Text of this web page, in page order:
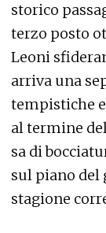
storico
terzo posto
Leoni
arriva una
tempistiche
al termine
sa di
sul piano
stagione